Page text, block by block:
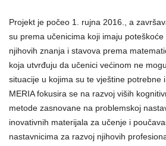
Projekt je počeo 1. rujna 2016., a
su prema učenicima koji imaju
njihovih znanja i stavova prema
koja utvrđuju da učenici većinom ne
situacije u kojima su te vještine potrebne
MERIA fokusira se na razvoj viših
metode zasnovane na problemskoj
inovativnih materijala za učenje i
nastavnicima za razvoj njihovih